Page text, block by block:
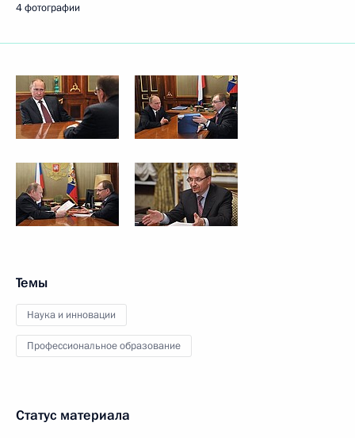
4 фотографии
Темы
Наука и инновации
Профессиональное образование
Статус материала